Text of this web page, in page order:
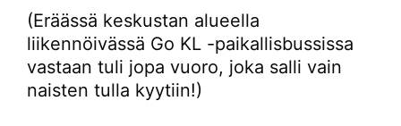
(Eräässä keskustan alueella
liikennöivässä Go KL -paikallisbussissa
vastaan tuli jopa vuoro, joka salli vain
naisten tulla kyytiin!)